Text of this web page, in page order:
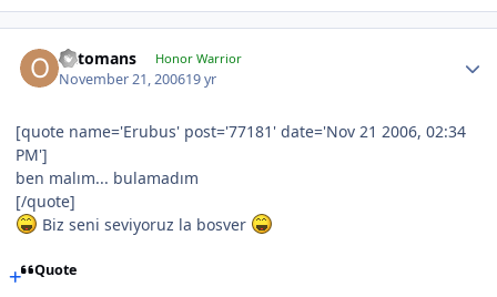
Ottomans Honor Warrior
November 21, 200619 yr
[quote name='Erubus' post='77181' date='Nov 21 2006, 02:34
PM']
ben malım... bulamadım
[/quote]
Biz seni seviyoruz la bosver
Quote